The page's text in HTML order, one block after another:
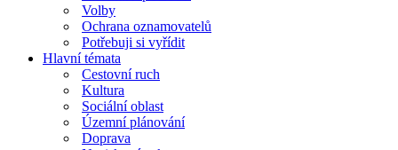
Volby
Ochrana oznamovatelů
Potřebuji si vyřídit
Hlavní témata
Cestovní ruch
Kultura
Sociální oblast
Územní plánování
Doprava